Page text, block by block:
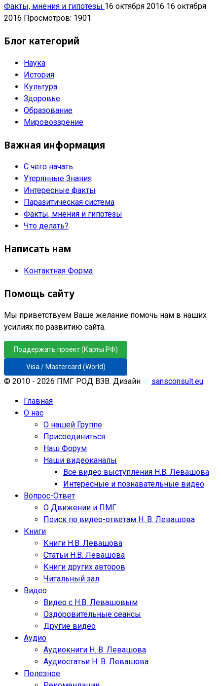
Факты, мнения и гипотезы 16 октября 2016 16 октября
2016 Просмотров: 1901
Блог категорий
Наука
История
Культура
Здоровье
Образование
Мировоззрение
Важная информация
С чего начать
Утерянные Знания
Интересные факты
Паразитическая система
Факты, мнения и гипотезы
Что делать?
Написать нам
Контактная Форма
Помощь сайту
Мы приветствуем Ваше желание помочь нам в наших
усилиях по развитию сайта.
Поддержать проект (Карты РФ)
Visa / Mastercard (World)
© 2010 - 2026 ПМГ РОД ВЗВ. Дизайн ♲ sansconsult.eu
Главная
О нас
О нашей Группе
Присоединиться
Наш Форум
Наши видеоканалы
Все видео выступления Н.В. Левашова
Интересные и познавательные видео
Вопрос-Ответ
О Движении и ПМГ
Поиск по видео-ответам Н. В. Левашова
Книги
Книги Н.В. Левашова
Статьи Н.В. Левашова
Книги других авторов
Читальный зал
Видео
Видео с Н.В. Левашовым
Оздоровительные сеансы
Другие видео
Аудио
Аудиокниги Н. В. Левашова
Аудиостатьи Н. В. Левашова
Полезное